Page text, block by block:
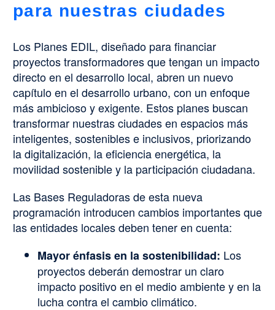
para nuestras ciudades
Los Planes EDIL, diseñado para financiar
proyectos transformadores que tengan un impacto
directo en el desarrollo local, abren un nuevo
capítulo en el desarrollo urbano, con un enfoque
más ambicioso y exigente. Estos planes buscan
transformar nuestras ciudades en espacios más
inteligentes, sostenibles e inclusivos, priorizando
la digitalización, la eficiencia energética, la
movilidad sostenible y la participación ciudadana.
Las Bases Reguladoras de esta nueva
programación introducen cambios importantes que
las entidades locales deben tener en cuenta:
Mayor énfasis en la sostenibilidad: Los
proyectos deberán demostrar un claro
impacto positivo en el medio ambiente y en la
lucha contra el cambio climático.